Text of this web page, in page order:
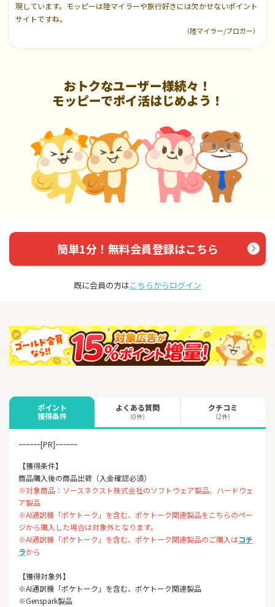
現しています。モッピーは陸マイラーや旅行好きには欠かせないポイント
サイトですね。
（陸マイラー/ブロガー）
おトクなユーザー様続々！
モッピーでポイ活はじめよう！
簡単1分！無料会員登録はこちら
既に会員の方はこちらからログイン
ポイント
獲得条件
よくある質問
（0件）
クチコミ
（2件）
ｰｰｰｰｰｰ[PR]ｰｰｰｰｰｰ
【獲得条件】
商品購入後の商品出荷（入金確認必須）
※対象商品：ソースネクスト株式会社のソフトウェア製品、ハードウェ
ア製品
※AI通訳機「ポケトーク」を含む、ポケトーク関連製品をこちらのペー
ジから購入した場合は対象外となります。
※AI通訳機「ポケトーク」を含む、ポケトーク関連製品のご購入はコチ
ラから
【獲得対象外】
※AI通訳機「ポケトーク」を含む、ポケトーク関連製品
※Genspark製品